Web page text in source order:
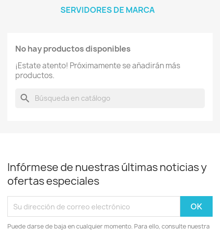
SERVIDORES DE MARCA
No hay productos disponibles
¡Estate atento! Próximamente se añadirán más
productos.
search
Infórmese de nuestras últimas noticias y
ofertas especiales
Puede darse de baja en cualquier momento. Para ello, consulte nuestra